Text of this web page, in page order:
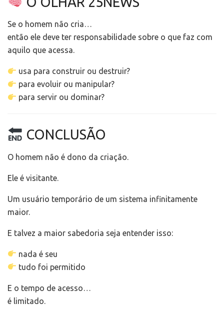
Se o homem não cria…
então ele deve ter responsabilidade sobre o que faz com
aquilo que acessa.
usa para construir ou destruir?
para evoluir ou manipular?
para servir ou dominar?
CONCLUSÃO
O homem não é dono da criação.
Ele é visitante.
Um usuário temporário de um sistema infinitamente
maior.
E talvez a maior sabedoria seja entender isso:
nada é seu
tudo foi permitido
E o tempo de acesso…
é limitado.